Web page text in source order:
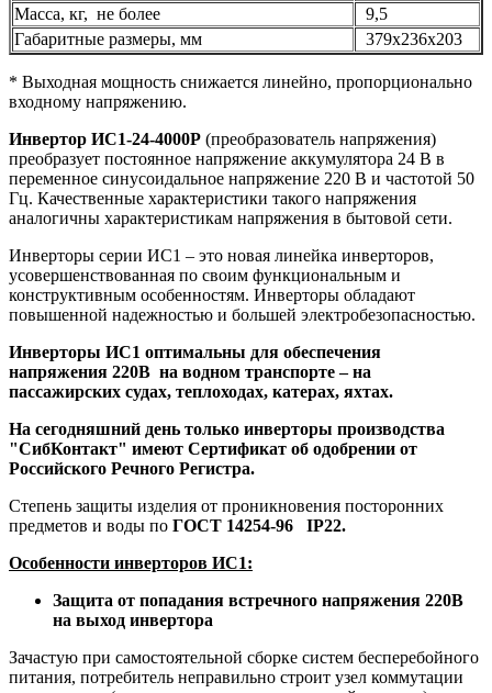
Масса, кг, не более
9,5
Габаритные размеры, мм
379х236х203
* Выходная мощность снижается линейно, пропорционально
входному напряжению.
Инвертор ИС1-24-4000Р (преобразователь напряжения)
преобразует постоянное напряжение аккумулятора 24 В в
переменное синусоидальное напряжение 220 В и частотой 50
Гц. Качественные характеристики такого напряжения
аналогичны характеристикам напряжения в бытовой сети.
Инверторы серии ИС1 – это новая линейка инверторов,
усовершенствованная по своим функциональным и
конструктивным особенностям. Инверторы обладают
повышенной надежностью и большей электробезопасностью.
Инверторы ИС1 оптимальны для обеспечения
напряжения 220В на водном транспорте – на
пассажирских судах, теплоходах, катерах, яхтах.
На сегодняшний день только инверторы производства
"СибКонтакт" имеют Сертификат об одобрении от
Российского Речного Регистра.
Степень защиты изделия от проникновения посторонних
предметов и воды по ГОСТ 14254-96 IP22.
Особенности инверторов ИС1:
Защита от попадания встречного напряжения 220В
на выход инвертора
Зачастую при самостоятельной сборке систем бесперебойного
питания, потребитель неправильно строит узел коммутации